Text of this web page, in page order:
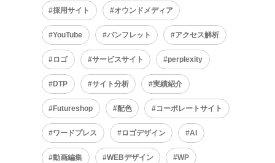
採用サイト オウンドメディア
YouTube パンフレット アクセス解析
ロゴ サービスサイト perplexity
DTP サイト分析 実績紹介
Futureshop 配色 コーポレートサイト
ワードプレス ロゴデザイン AI
動画編集 WEBデザイン WP